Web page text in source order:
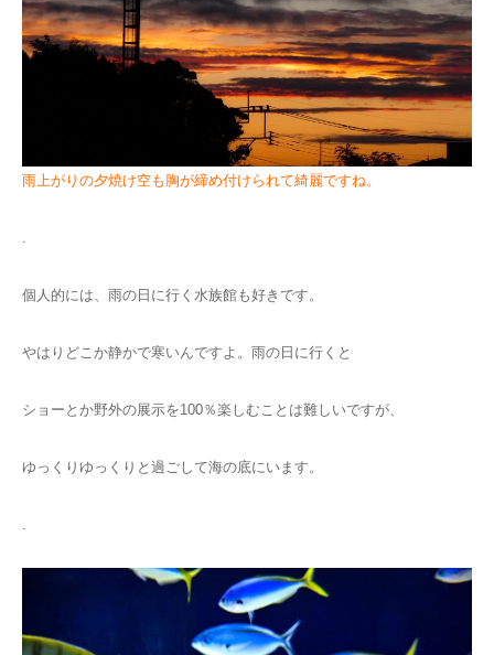
雨上がりの夕焼け空も胸が締め付けられて綺麗ですね。
個人的には、雨の日に行く水族館も好きです。
やはりどこか静かで寒いんですよ。雨の日に行くと
ショーとか野外の展示を100％楽しむことは難しいですが、
ゆっくりゆっくりと過ごして海の底にいます。